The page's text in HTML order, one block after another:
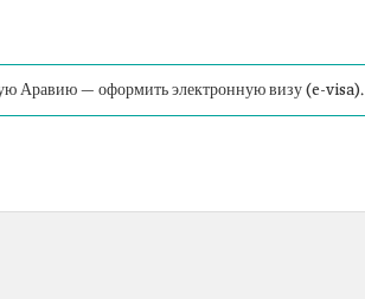
Аравию — оформить электронную визу (e-visa).